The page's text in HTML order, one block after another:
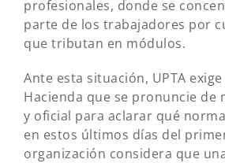
profesionales, donde se
parte de los trabajadores por
que tributan en módulos.
Ante esta situación, UPTA
Hacienda que se pronuncie de
y oficial para aclarar qué
en estos últimos días del
organización considera que